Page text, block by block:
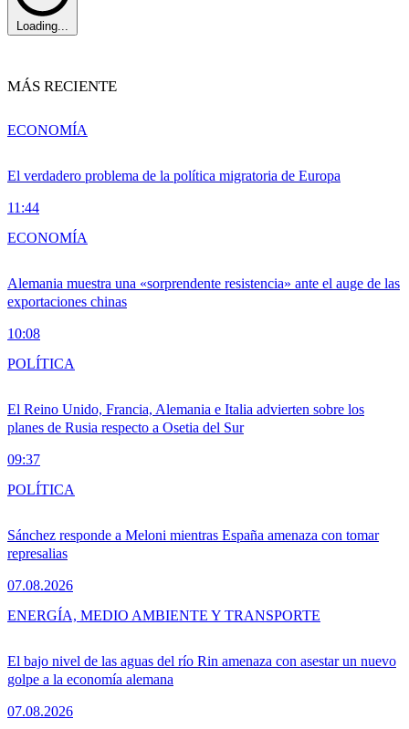
Loading...
MÁS RECIENTE
El verdadero problema de la política migratoria de Europa
11:44
ECONOMÍA
Alemania muestra una «sorprendente resistencia» ante el auge de las
exportaciones chinas
10:08
ECONOMÍA
El Reino Unido, Francia, Alemania e Italia advierten sobre los
planes de Rusia respecto a Osetia del Sur
09:37
POLÍTICA
Sánchez responde a Meloni mientras España amenaza con tomar
represalias
07.08.2026
POLÍTICA
El bajo nivel de las aguas del río Rin amenaza con asestar un nuevo
golpe a la economía alemana
07.08.2026
ENERGÍA, MEDIO AMBIENTE Y TRANSPORTE